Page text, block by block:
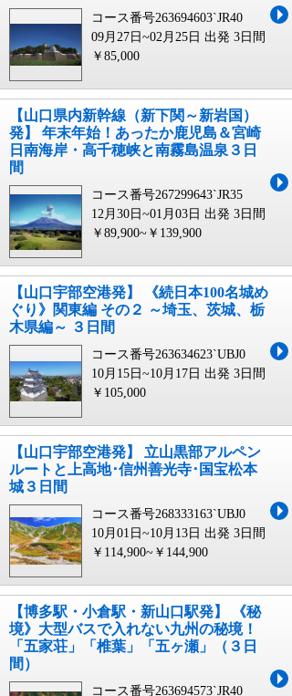
コース番号263694603`JR40
09月27日~02月25日 出発 3日間
￥85,000
【山口県内新幹線（新下関～新岩国）
発】 年末年始！あったか鹿児島＆宮崎
日南海岸・高千穂峡と南霧島温泉３日
間
コース番号267299643`JR35
12月30日~01月03日 出発 3日間
￥89,900~￥139,900
【山口宇部空港発】 《続日本100名城め
ぐり》関東編 その２ ～埼玉、茨城、栃
木県編～ ３日間
コース番号263634623`UBJ0
10月15日~10月17日 出発 3日間
￥105,000
【山口宇部空港発】 立山黒部アルペン
ルートと上高地･信州善光寺･国宝松本
城３日間
コース番号268333163`UBJ0
10月01日~10月13日 出発 3日間
￥114,900~￥144,900
【博多駅・小倉駅・新山口駅発】 《秘
境》大型バスで入れない九州の秘境！
「五家荘」「椎葉」「五ヶ瀬」（３日
間）
コース番号263694573`JR40